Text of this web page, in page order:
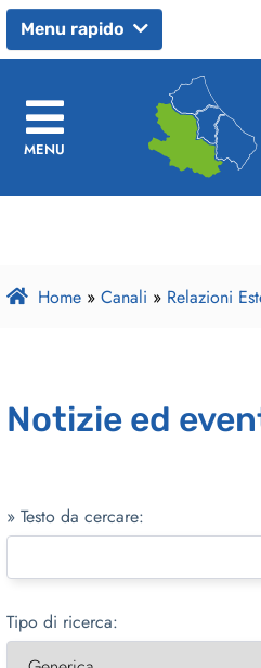
Menu rapido
MENU
Home » Canali » Relazioni
Notizie ed
» Testo da cercare:
Tipo di ricerca: